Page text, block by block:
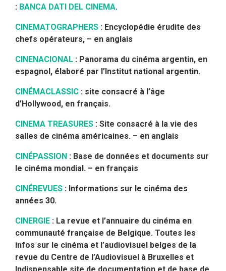
: BANCA DATI DEL CINEMA.
CINEMATOGRAPHERS : Encyclopédie érudite des
chefs opérateurs, – en anglais
CINENACIONAL : Panorama du cinéma argentin, en
espagnol, élaboré par l’Institut national argentin.
CINÉMACLASSIC : site consacré à l’âge
d’Hollywood, en français.
CINEMA TREASURES : Site consacré à la vie des
salles de cinéma américaines. – en anglais
CINÉPASSION : Base de données et documents sur
le cinéma mondial. – en français
CINÉREVUES : Informations sur le cinéma des
années 30.
CINERGIE : La revue et l’annuaire du cinéma en
communauté française de Belgique. Toutes les
infos sur le cinéma et l’audiovisuel belges de la
revue du Centre de l’Audiovisuel à Bruxelles et